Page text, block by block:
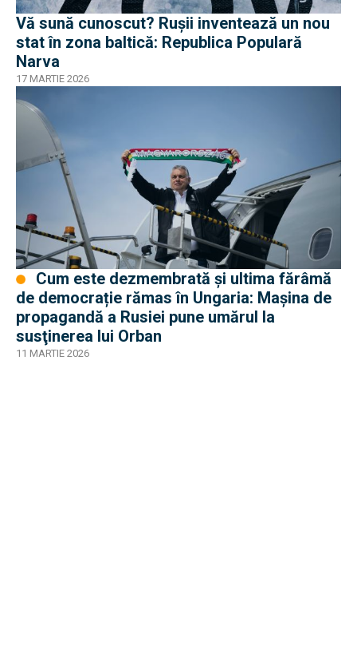
Vă sună cunoscut? Rușii inventează un nou
stat în zona baltică: Republica Populară
Narva
17 MARTIE 2026
de democrație rămas în Ungaria: Maşina de
propagandă a Rusiei pune umărul la
susţinerea lui Orban
11 MARTIE 2026